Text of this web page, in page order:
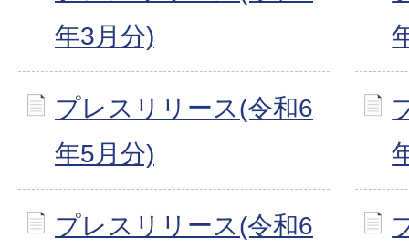
年3月分)
プレスリリース(令和6
年5月分)
プレスリリース(令和6